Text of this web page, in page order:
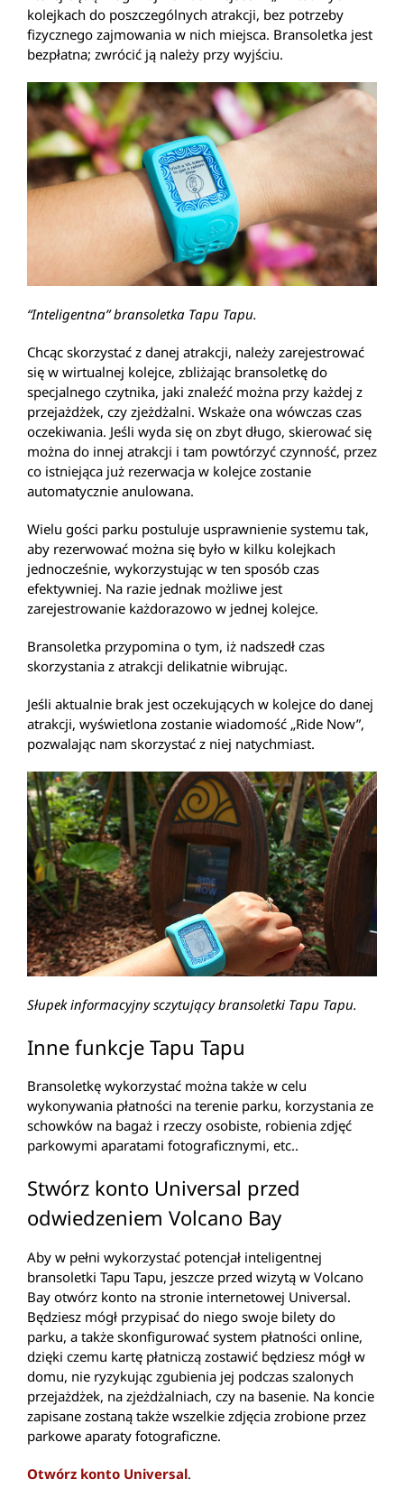
kolejkach do poszczególnych atrakcji, bez potrzeby
fizycznego zajmowania w nich miejsca. Bransoletka jest
bezpłatna; zwrócić ją należy przy wyjściu.
“Inteligentna” bransoletka Tapu Tapu.
Chcąc skorzystać z danej atrakcji, należy zarejestrować
się w wirtualnej kolejce, zbliżając bransoletkę do
specjalnego czytnika, jaki znaleźć można przy każdej z
przejażdżek, czy zjeżdżalni. Wskaże ona wówczas czas
oczekiwania. Jeśli wyda się on zbyt długo, skierować się
można do innej atrakcji i tam powtórzyć czynność, przez
co istniejąca już rezerwacja w kolejce zostanie
automatycznie anulowana.
Wielu gości parku postuluje usprawnienie systemu tak,
aby rezerwować można się było w kilku kolejkach
jednocześnie, wykorzystując w ten sposób czas
efektywniej. Na razie jednak możliwe jest
zarejestrowanie każdorazowo w jednej kolejce.
Bransoletka przypomina o tym, iż nadszedł czas
skorzystania z atrakcji delikatnie wibrując.
Jeśli aktualnie brak jest oczekujących w kolejce do danej
atrakcji, wyświetlona zostanie wiadomość „Ride Now”,
pozwalając nam skorzystać z niej natychmiast.
Słupek informacyjny sczytujący bransoletki Tapu Tapu.
Inne funkcje Tapu Tapu
Bransoletkę wykorzystać można także w celu
wykonywania płatności na terenie parku, korzystania ze
schowków na bagaż i rzeczy osobiste, robienia zdjęć
parkowymi aparatami fotograficznymi, etc..
Stwórz konto Universal przed
odwiedzeniem Volcano Bay
Aby w pełni wykorzystać potencjał inteligentnej
bransoletki Tapu Tapu, jeszcze przed wizytą w Volcano
Bay otwórz konto na stronie internetowej Universal.
Będziesz mógł przypisać do niego swoje bilety do
parku, a także skonfigurować system płatności online,
dzięki czemu kartę płatniczą zostawić będziesz mógł w
domu, nie ryzykując zgubienia jej podczas szalonych
przejażdżek, na zjeżdżalniach, czy na basenie. Na koncie
zapisane zostaną także wszelkie zdjęcia zrobione przez
parkowe aparaty fotograficzne.
Otwórz konto Universal.